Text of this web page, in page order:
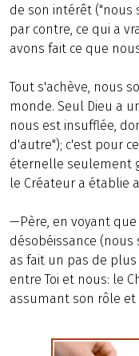
de son intérêt ("nous
par contre, ce qui a
avons fait ce que
Tout s'achève, nous
monde. Seul Dieu a
nous est insufflée,
d'autre"); c'est pour
éternelle seulement
le Créateur a établie
—Père, en voyant
désobéissance
as fait un pas de
entre Toi et nous: le
assumant son rôle et